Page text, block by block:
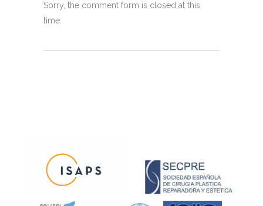
Sorry, the comment form is closed at this
time.